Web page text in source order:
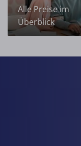
Alle Preise im
Überblick